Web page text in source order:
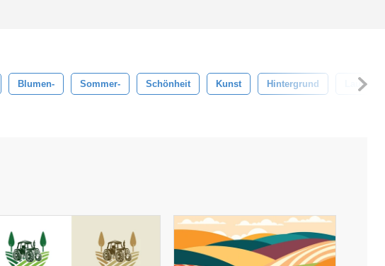
Blumen- Sommer- Schönheit Kunst Hintergrund Laub